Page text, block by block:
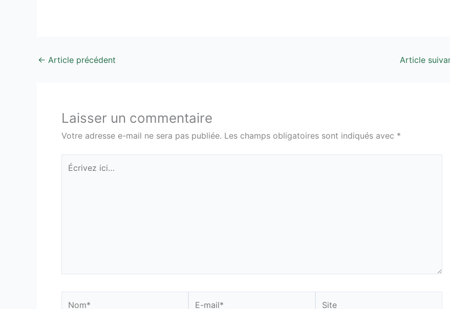
← Article précédent Article
Laisser un commentaire
Votre adresse e-mail ne sera pas publiée. Les champs obligatoires sont indiqués avec *
Écrivez
ici…